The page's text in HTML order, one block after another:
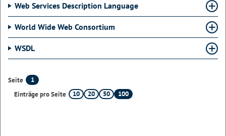
Web Services Description Language
World Wide Web Consortium
WSDL
Seite
1
Einträge pro Seite
10 20 50 100